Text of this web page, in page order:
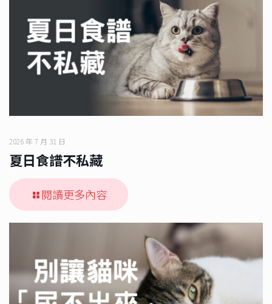
2026 年 7 月 31 日
夏日食譜不私藏
閱讀更多內容